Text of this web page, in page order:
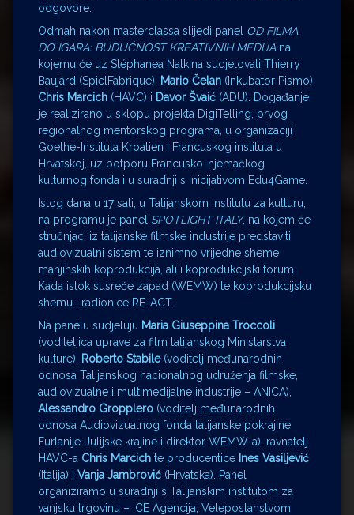
odgovore.
Odmah nakon masterclassa slijedi panel OD FILMA
DO IGARA: BUDUĆNOST KREATIVNIH MEDIJA na
kojemu će uz Stéphanea Natkina sudjelovati Thierry
Baujard (SpielFabrique),
Mario Čelan (Inkubator Pismo),
Chris Marcich (HAVC) i Davor Švaić (ADU). Događanje
je realizirano u sklopu projekta DigiTelling, prvog
regionalnog mentorskog programa, u organizaciji
Goethe-Instituta Kroatien i Francuskog instituta u
Hrvatskoj, uz potporu Francusko-njemačkog
kulturnog fonda i u suradnji s inicijativom Edu4Game.
Istog dana u 17 sati, u Talijanskom institutu za kulturu,
na programu je panel SPOTLIGHT ITALY, na kojem će
stručnjaci iz talijanske filmske industrije predstaviti
audiovizualni sistem te iznimno vrijedne sheme
manjinskih koprodukcija, ali i koprodukcijski forum
Kada istok susreće zapad (WEMW) te koprodukcijsku
shemu i radionice RE-ACT.
Na panelu sudjeluju Maria Giuseppina Troccoli
(voditeljica uprave za film talijanskog Ministarstva
kulture),
Roberto Stabile(voditelj međunarodnih
odnosa Talijanskog nacionalnog udruženja filmske,
audiovizualne i multimedijalne industrije – ANICA),
Alessandro Gropplero (voditelj međunarodnih
odnosa Audiovizualnog fonda talijanske pokrajine
Furlanije-Julijske krajine i direktor WEMW-a), ravnatelj
HAVC-a Chris Marcich te producentice Ines Vasiljević
(Italija) i Vanja Jambrović (Hrvatska). Panel
organiziramo u suradnji s Talijanskim institutom za
vanjsku trgovinu – ICE Agencija, Veleposlanstvom